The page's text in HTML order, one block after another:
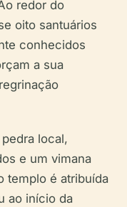
redor do
oito santuários
conhecidos
a sua
local,
e um vimana
templo é atribuída
ao início da